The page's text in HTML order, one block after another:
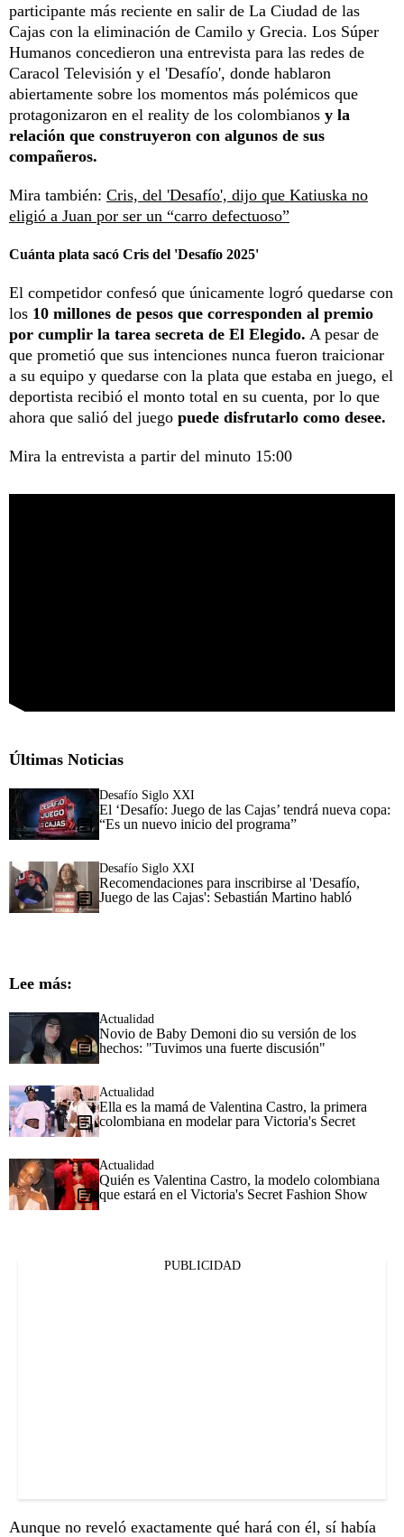
participante más reciente en salir de La Ciudad de las
Cajas con la eliminación de Camilo y Grecia. Los Súper
Humanos concedieron una entrevista para las redes de
Caracol Televisión y el 'Desafío', donde hablaron
abiertamente sobre los momentos más polémicos que
protagonizaron en el reality de los colombianos y la
relación que construyeron con algunos de sus
compañeros.
Mira también: Cris, del 'Desafío', dijo que Katiuska no
eligió a Juan por ser un “carro defectuoso”
Cuánta plata sacó Cris del 'Desafío 2025'
El competidor confesó que únicamente logró quedarse con
los 10 millones de pesos que corresponden al premio
por cumplir la tarea secreta de El Elegido. A pesar de
que prometió que sus intenciones nunca fueron traicionar
a su equipo y quedarse con la plata que estaba en juego, el
deportista recibió el monto total en su cuenta, por lo que
ahora que salió del juego puede disfrutarlo como desee.
Mira la entrevista a partir del minuto 15:00
Últimas Noticias
Desafío Siglo XXI
El ‘Desafío: Juego de las Cajas’ tendrá nueva copa:
“Es un nuevo inicio del programa”
Desafío Siglo XXI
Recomendaciones para inscribirse al 'Desafío,
Juego de las Cajas': Sebastián Martino habló
Lee más:
Actualidad
Novio de Baby Demoni dio su versión de los
hechos: "Tuvimos una fuerte discusión"
Actualidad
Ella es la mamá de Valentina Castro, la primera
colombiana en modelar para Victoria's Secret
Actualidad
Quién es Valentina Castro, la modelo colombiana
que estará en el Victoria's Secret Fashion Show
PUBLICIDAD
Aunque no reveló exactamente qué hará con él, sí había